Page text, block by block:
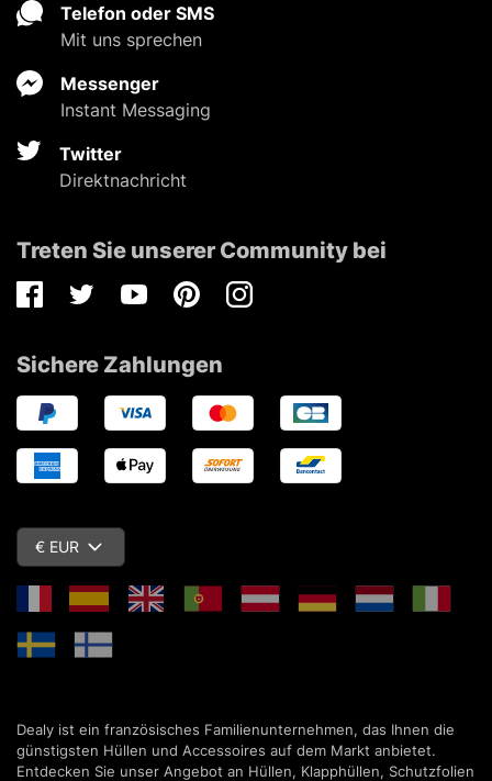
Telefon oder SMS
Mit uns sprechen
Messenger
Instant Messaging
Twitter
Direktnachricht
Treten Sie unserer Community bei
FacebookTwitterYoutubePinterestInstagram
Sichere Zahlungen
€ EUR
Dealy ist ein französisches Familienunternehmen, das Ihnen die
günstigsten Hüllen und Accessoires auf dem Markt anbietet.
Entdecken Sie unser Angebot an Hüllen, Klapphüllen, Schutzfolien